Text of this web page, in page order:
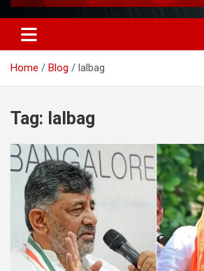
Home Blog lalbag
Tag: lalbag